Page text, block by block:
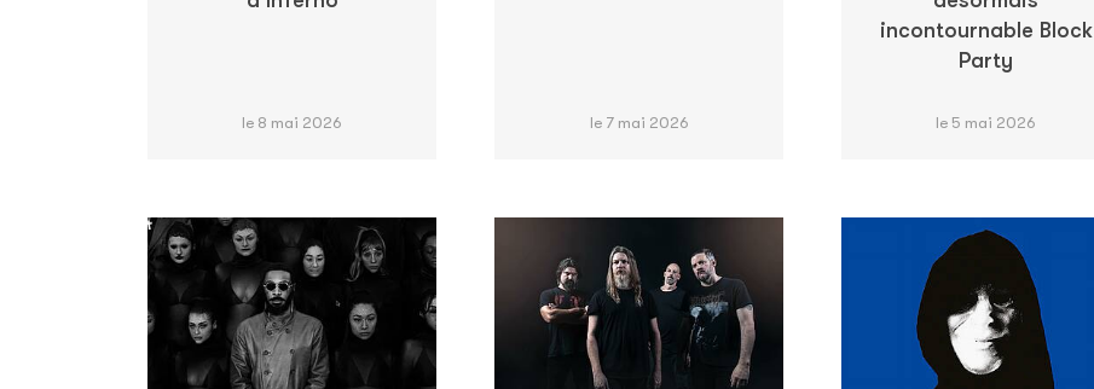
le 8 mai 2026 le 7 mai 2026
incontournable Block
Party
le 5 mai 2026